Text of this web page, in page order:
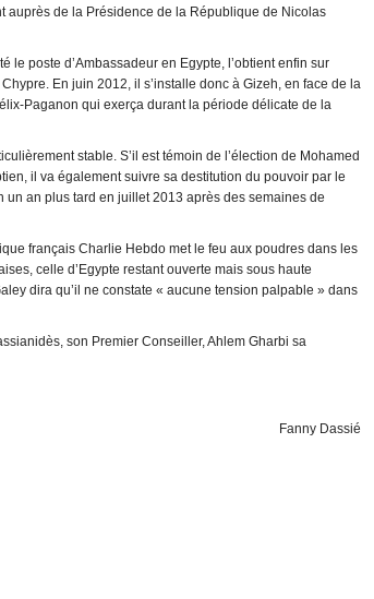
auprès de la Présidence de la République de Nicolas
le poste d’Ambassadeur en Egypte, l’obtient enfin sur
En juin 2012, il s’installe donc à Gizeh, en face de la
Paganon qui exerça durant la période délicate de la
stable. S’il est témoin de l’élection de Mohamed
il va également suivre sa destitution du pouvoir par le
un an plus tard en juillet 2013 après des semaines de
français Charlie Hebdo met le feu aux poudres dans les
celle d’Egypte restant ouverte mais sous haute
dira qu’il ne constate « aucune tension palpable » dans
son Premier Conseiller, Ahlem Gharbi sa
Fanny Dassié